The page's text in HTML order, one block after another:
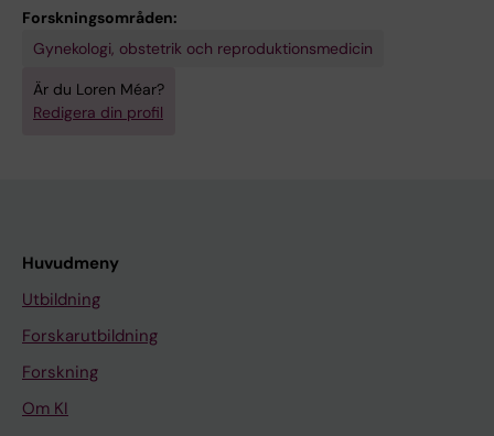
Forskningsområden:
Gynekologi, obstetrik och reproduktionsmedicin
Är du Loren Méar?
Redigera din profil
Huvudmeny
Utbildning
Forskarutbildning
Forskning
Om KI